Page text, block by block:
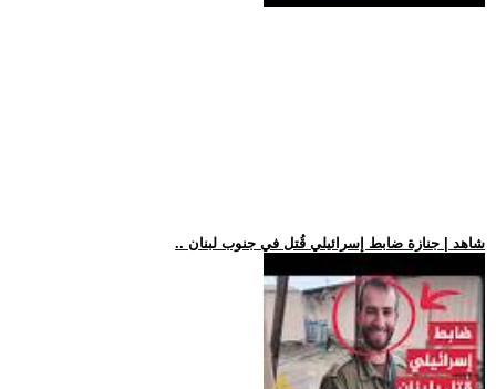
.. شاهد | جنازة ضابط إسرائيلي قُتل في جنوب لبنان